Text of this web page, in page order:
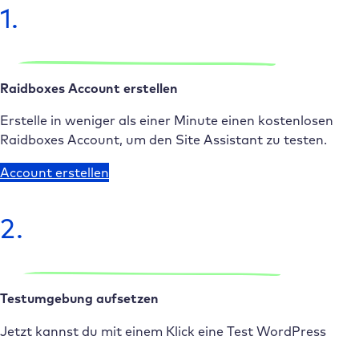
1.
Raidboxes Account erstellen
Erstelle in weniger als einer Minute einen kostenlosen
Raidboxes Account, um den Site Assistant zu testen.
Account erstellen
2.
Testumgebung aufsetzen
Jetzt kannst du mit einem Klick eine Test WordPress